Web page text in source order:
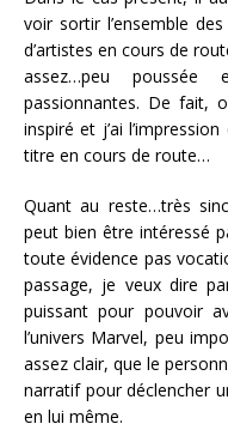
voir sortir l’ensemble
d’artistes en cours de
assez…peu
passionnantes. De fait,
inspiré et j’ai
titre en cours de route…
Quant au reste…très
peut bien être intéressé
toute évidence pas
passage, je veux dire
puissant pour pouvoir
l’univers Marvel, peu
assez clair, que le
narratif pour déclencher
en lui même.